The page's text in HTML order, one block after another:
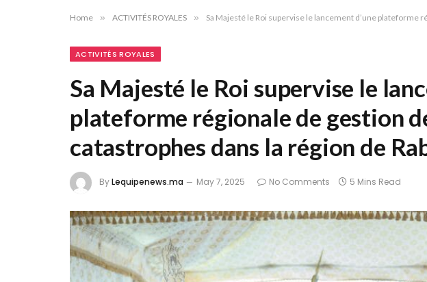
Home » ACTIVITÉS ROYALES » Sa Majesté le Roi supervise le lancement d’une plateforme
ACTIVITÉS ROYALES
Sa Majesté le Roi supervise le
plateforme régionale de gestion
catastrophes dans la région de
ByLequipenews.ma May 7, 2025 No Comments 5 Mins Read